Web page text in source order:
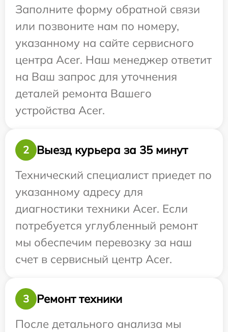
Заполните форму обратной связи
или позвоните нам по номеру,
указанному на сайте сервисного
центра Acer. Наш менеджер ответит
на Ваш запрос для уточнения
деталей ремонта Вашего
устройства Acer.
2
Выезд курьера за 35 минут
Технический специалист приедет по
указанному адресу для
диагностики техники Acer. Если
потребуется углубленный ремонт
мы обеспечим перевозку за наш
счет в сервисный центр Acer.
3
Ремонт техники
После детального анализа мы